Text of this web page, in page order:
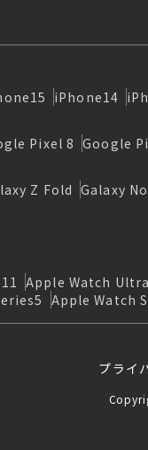
iPhone14
Pixel 8 Google
Z Fold Galaxy
Apple Watch Ultra
Apple Watch
プライ